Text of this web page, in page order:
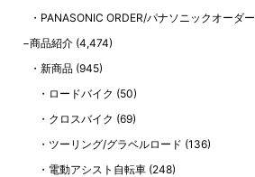
PANASONIC ORDER/パナソニックオーダー
商品紹介 (4,474)
新商品 (945)
ロードバイク (50)
クロスバイク (69)
ツーリング/グラベルロード (136)
電動アシスト自転車(248)